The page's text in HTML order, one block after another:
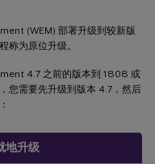
(WEM) 部署升级到较新版
称为原位升级。
4.7 之前的版本到 1808 或
您需要先升级到版本 4.7，然后
地升级